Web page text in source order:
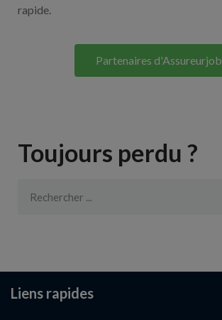
rapide.
Partenaires d'Assureurjob
Toujours perdu ?
Liens rapides